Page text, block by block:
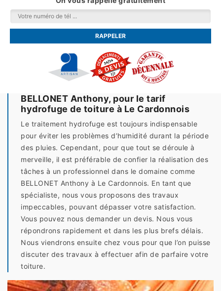
BELLONET Anthony, pour le tarif
hydrofuge de toiture à Le Cardonnois
Le traitement hydrofuge est toujours indispensable
pour éviter les problèmes d’humidité durant la période
des pluies. Cependant, pour que tout se déroule à
merveille, il est préférable de confier la réalisation des
tâches à un professionnel dans le domaine comme
BELLONET Anthony à Le Cardonnois. En tant que
spécialiste, nous vous proposons des travaux
impeccables, pouvant dépasser votre satisfaction.
Vous pouvez nous demander un devis. Nous vous
répondrons rapidement et dans les plus brefs délais.
Nous viendrons ensuite chez vous pour que l’on puisse
discuter des travaux à effectuer afin de parfaire votre
toiture.